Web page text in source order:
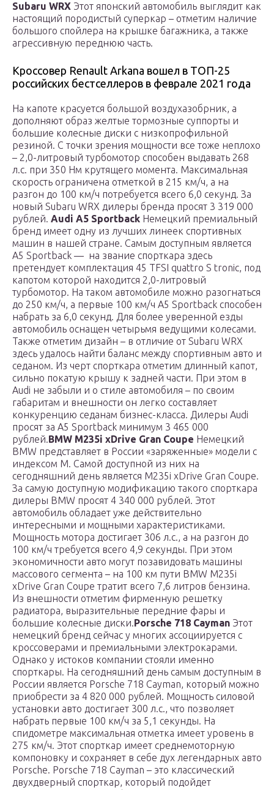
Subaru WRX Этот японский автомобиль выглядит как
настоящий породистый суперкар – отметим наличие
большого спойлера на крышке багажника, а также
агрессивную переднюю часть.
Кроссовер Renault Arkana вошел в ТОП-25
российских бестселлеров в феврале 2021 года
На капоте красуется большой воздухазобрник, а
дополняют образ желтые тормозные суппорты и
большие колесные диски с низкопрофильной
резиной. С точки зрения мощности все тоже неплохо
– 2,0-литровый турбомотор способен выдавать 268
л.с. при 350 Нм крутящего момента. Максимальная
скорость ограничена отметкой в 215 км/ч, а на
разгон до 100 км/ч потребуется всего 6,0 секунд. За
новый Subaru WRX дилеры бренда просят 3 319 000
рублей. Audi A5 Sportback Немецкий премиальный
бренд имеет одну из лучших линеек спортивных
машин в нашей стране. Самым доступным является
A5 Sportback — на звание спорткара здесь
претендует комплектация 45 TFSI quattro S tronic, под
капотом которой находится 2,0-литровый
турбомотор. На таком автомобиле можно разогнаться
до 250 км/ч, а первые 100 км/ч A5 Sportback способен
набрать за 6,0 секунд. Для более уверенной езды
автомобиль оснащен четырьмя ведущими колесами.
Также отметим дизайн – в отличие от Subaru WRX
здесь удалось найти баланс между спортивным авто и
седаном. Из черт спорткара отметим длинный капот,
сильно покатую крышу к задней части. При этом в
Audi не забыли и о стиле автомобиля – по своим
габаритам и внешности он легко составляет
конкуренцию седанам бизнес-класса. Дилеры Audi
просят за A5 Sportback минимум 3 465 000
рублей.BMW M235i xDrive Gran Coupe Немецкий
BMW представляет в России «заряженные» модели с
индексом M. Самой доступной из них на
сегодняшний день является M235i xDrive Gran Coupe.
За самую доступную модификацию такого спорткара
дилеры BMW просят 4 340 000 рублей. Этот
автомобиль обладает уже действительно
интересными и мощными характеристиками.
Мощность мотора достигает 306 л.с., а на разгон до
100 км/ч требуется всего 4,9 секунды. При этом
экономичности авто могут позавидовать машины
массового сегмента – на 100 км пути BMW M235i
xDrive Gran Coupe тратит всего 7,6 литров бензина.
Из внешности отметим фирменную решетку
радиатора, выразительные передние фары и
большие колесные диски.Porsche 718 Cayman Этот
немецкий бренд сейчас у многих ассоциируется с
кроссоверами и премиальными электрокарами.
Однако у истоков компании стояли именно
спорткары. На сегодняшний день самым доступным в
России является Porsche 718 Cayman, который можно
приобрести за 4 820 000 рублей. Мощность силовой
установки авто достигает 300 л.с., что позволяет
набрать первые 100 км/ч за 5,1 секунды. На
спидометре максимальная отметка имеет уровень в
275 км/ч. Этот спорткар имеет среднемоторную
компоновку и сохраняет в себе дух легендарных авто
Porsche. Porsche 718 Cayman – это классический
двухдверный спорткар, который подойдет